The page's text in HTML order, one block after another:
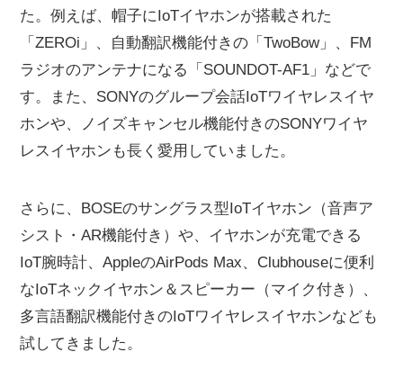
た。例えば、帽子にIoTイヤホンが搭載された
「ZEROi」、自動翻訳機能付きの「TwoBow」、FM
ラジオのアンテナになる「SOUNDOT-AF1」などで
す。また、SONYのグループ会話IoTワイヤレスイヤ
ホンや、ノイズキャンセル機能付きのSONYワイヤ
レスイヤホンも長く愛用していました。
さらに、BOSEのサングラス型IoTイヤホン（音声ア
シスト・AR機能付き）や、イヤホンが充電できる
IoT腕時計、AppleのAirPods Max、Clubhouseに便利
なIoTネックイヤホン＆スピーカー（マイク付き）、
多言語翻訳機能付きのIoTワイヤレスイヤホンなども
試してきました。